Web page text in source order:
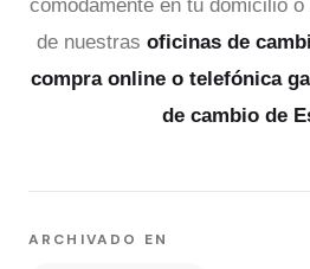
cómodamente en tu domicilio
de nuestras oficinas de
compra online o telefónica
de cambio de
ARCHIVADO EN